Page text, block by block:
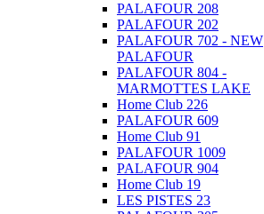
PALAFOUR 208
PALAFOUR 202
PALAFOUR 702 - NEW
PALAFOUR
PALAFOUR 804 -
MARMOTTES LAKE
Home Club 226
PALAFOUR 609
Home Club 91
PALAFOUR 1009
PALAFOUR 904
Home Club 19
LES PISTES 23